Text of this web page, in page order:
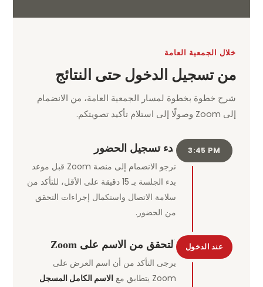
خلال الجمعية العامة
من تسجيل الدخول حتى النتائج
شرح خطوة بخطوة لمسار الجمعية العامة، من الانضمام
إلى Zoom وصولًا إلى استلام تأكيد تصويتكم.
3:45 PM
بدء تسجيل الحضور
نرجو الانضمام إلى منصة Zoom قبل موعد
بدء الجلسة بـ 15 دقيقة على الأقل، للتأكد من
سلامة الاتصال واستكمال إجراءات التحقق
من الحضور.
عند الدخول
التحقق من الاسم على Zoom
يرجى التأكد من أن اسم العرض على
Zoom يتطابق مع
الاسم الكامل المسجل